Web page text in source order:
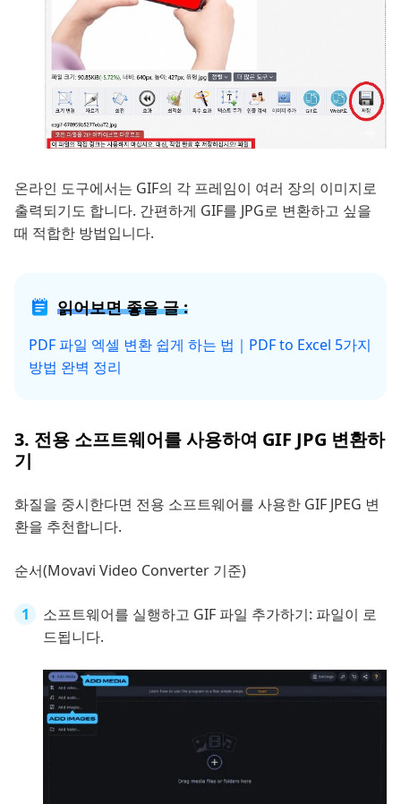
온라인 도구에서는 GIF의 각 프레임이 여러 장의 이미지로
출력되기도 합니다. 간편하게 GIF를 JPG로 변환하고 싶을
때 적합한 방법입니다.
읽어보면 좋을 글 :
PDF 파일 엑셀 변환 쉽게 하는 법｜PDF to Excel 5가지
방법 완벽 정리
3. 전용 소프트웨어를 사용하여 GIF JPG 변환하
기
화질을 중시한다면 전용 소프트웨어를 사용한 GIF JPEG 변
환을 추천합니다.
순서(Movavi Video Converter 기준)
소프트웨어를 실행하고 GIF 파일 추가하기: 파일이 로
드됩니다.